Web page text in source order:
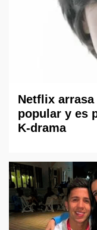
Netflix
popular y es
K-drama